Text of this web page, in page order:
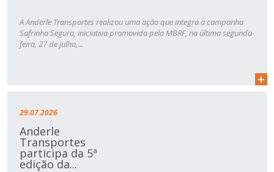
A Anderle Transportes realizou uma ação que integra a campanha
Safrinha Segura, iniciativa promovida pela MBRF, na última segunda-
feira, 27 de julho,...
29.07.2026
Anderle
Transportes
participa da 5ª
edição da...